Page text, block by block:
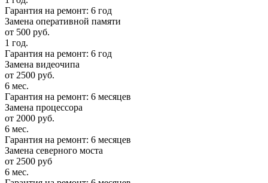
Гарантия на ремонт: 6 год
Замена оперативной памяти
от 500 руб.
1 год.
Гарантия на ремонт: 6 год
Замена видеочипа
от 2500 руб.
6 мес.
Гарантия на ремонт: 6 месяцев
Замена процессора
от 2000 руб.
6 мес.
Гарантия на ремонт: 6 месяцев
Замена северного моста
от 2500 руб
6 мес.